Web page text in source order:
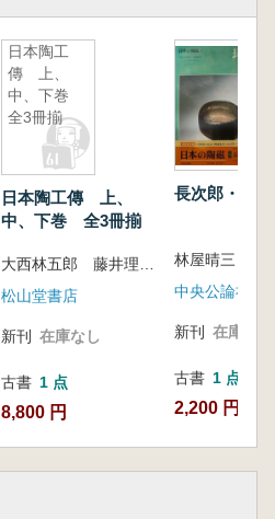
日本陶工
傳 上、
中、下巻
全3冊揃
日本陶工傳 上、
中、下巻 全3冊揃
松山堂書店
新刊 在庫なし
古書 1 点
8,800 円
長次郎・光悦
林屋晴三 責
中央公論社
新刊 在庫なし
古書 1 点
2,200 円